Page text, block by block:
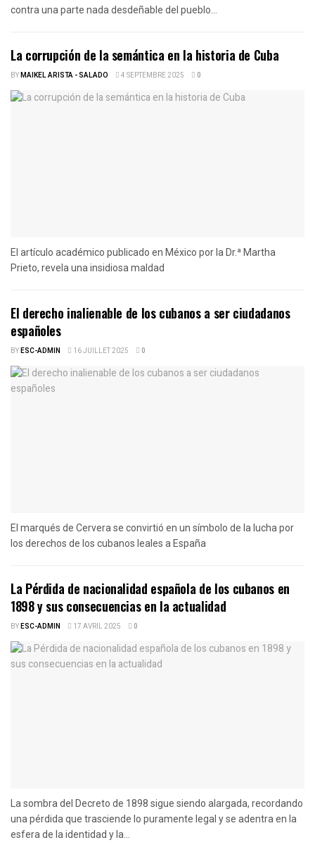
contra una parte nada desdeñable del pueblo...
La corrupción de la semántica en la historia de Cuba
BYMAIKEL ARISTA - SALADO 4 SEPTEMBRE 2025 0
El artículo académico publicado en México por la Dr.ª Martha
Prieto, revela una insidiosa maldad
El derecho inalienable de los cubanos a ser ciudadanos
españoles
BYESC-ADMIN 16 JUILLET 2025 0
El marqués de Cervera se convirtió en un símbolo de la lucha por
los derechos de los cubanos leales a España
La Pérdida de nacionalidad española de los cubanos en
1898 y sus consecuencias en la actualidad
BYESC-ADMIN 17 AVRIL 2025 0
La sombra del Decreto de 1898 sigue siendo alargada, recordando
una pérdida que trasciende lo puramente legal y se adentra en la
esfera de la identidad y la...